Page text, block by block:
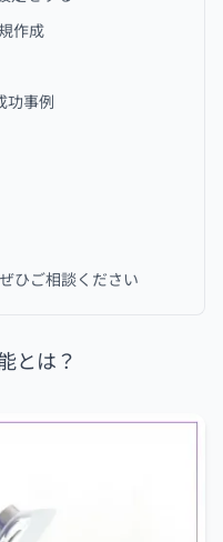
作成
功事例
ひご相談ください
とは？